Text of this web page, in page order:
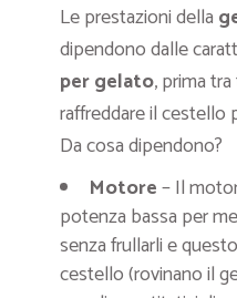
Le prestazioni della
dipendono dalle
per gelato, prima
raffreddare il cestello
Da cosa dipendono?
Motore– Il
potenza bassa per
senza frullarli e
cestello (rovinano il